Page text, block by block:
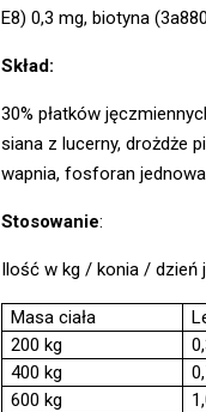
E8) 0,3 mg, biotyna
Skład:
30% płatków
siana z lucerny, drożdże
wapnia, fosforan
Stosowanie:
Ilość w kg / konia / dzień
Masa ciała
200 kg
400 kg
600 kg